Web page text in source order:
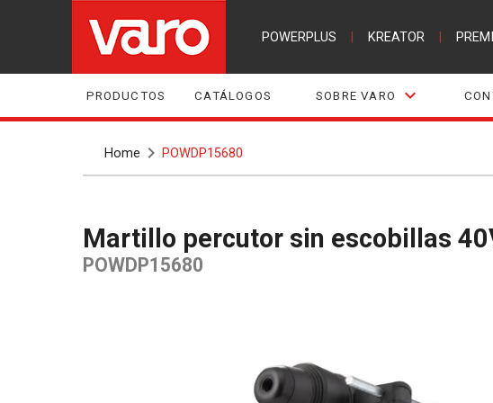
POWERPLUS KREATOR
PRODUCTOS CATÁLOGOS SOBRE VARO
Home POWDP15680
Martillo percutor sin escobillas
POWDP15680